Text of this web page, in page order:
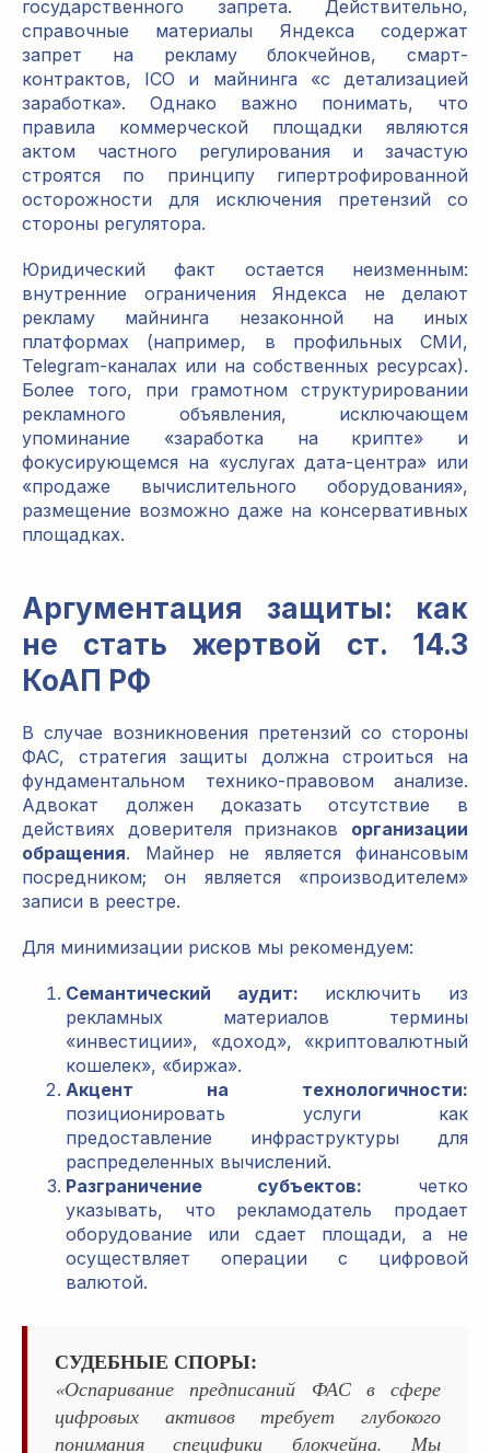
государственного запрета. Действительно,
справочные материалы Яндекса содержат
запрет на рекламу блокчейнов, смарт-
контрактов, ICO и майнинга «с детализацией
заработка». Однако важно понимать, что
правила коммерческой площадки являются
актом частного регулирования и зачастую
строятся по принципу гипертрофированной
осторожности для исключения претензий со
стороны регулятора.
Юридический факт остается неизменным:
внутренние ограничения Яндекса не делают
рекламу майнинга незаконной на иных
платформах (например, в профильных СМИ,
Telegram-каналах или на собственных ресурсах).
Более того, при грамотном структурировании
рекламного объявления, исключающем
упоминание «заработка на крипте» и
фокусирующемся на «услугах дата-центра» или
«продаже вычислительного оборудования»,
размещение возможно даже на консервативных
площадках.
Аргументация защиты: как
не стать жертвой ст. 14.3
КоАП РФ
В случае возникновения претензий со стороны
ФАС, стратегия защиты должна строиться на
фундаментальном технико-правовом анализе.
Адвокат должен доказать отсутствие в
действиях доверителя признаков организации
обращения. Майнер не является финансовым
посредником; он является «производителем»
записи в реестре.
Для минимизации рисков мы рекомендуем:
Семантический аудит: исключить из
рекламных материалов термины
«инвестиции», «доход», «криптовалютный
кошелек», «биржа».
Акцент на технологичности:
позиционировать услуги как
предоставление инфраструктуры для
распределенных вычислений.
Разграничение субъектов: четко
указывать, что рекламодатель продает
оборудование или сдает площади, а не
осуществляет операции с цифровой
валютой.
СУДЕБНЫЕ СПОРЫ:
«Оспаривание предписаний ФАС в сфере
цифровых активов требует глубокого
понимания специфики блокчейна. Мы